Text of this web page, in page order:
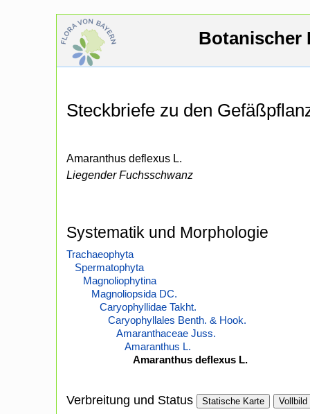
Botanischer
Steckbriefe zu den
Amaranthus deflexus L.
Liegender Fuchsschwanz
Systematik und Morphologie
Trachaeophyta
Spermatophyta
Magnoliophytina
Magnoliopsida DC.
Caryophyllidae Takht.
Caryophyllales Benth. & Hook.
Amaranthaceae Juss.
Amaranthus L.
Amaranthus deflexus L.
Verbreitung und Status Statische Karte Vollbild